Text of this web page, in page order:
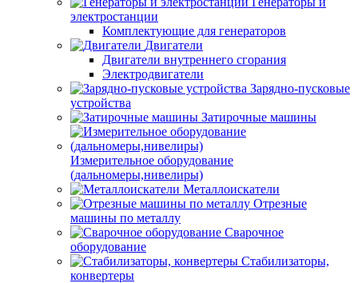
электростанции
Комплектующие для генераторов
Двигатели
Двигатели внутреннего сгорания
Электродвигатели
Зарядно-пусковые
устройства
Затирочные машины
Измерительное оборудование
(дальномеры,нивелиры)
Металлоискатели
Отрезные
машины по металлу
Сварочное
оборудование
Стабилизаторы,
конвертеры